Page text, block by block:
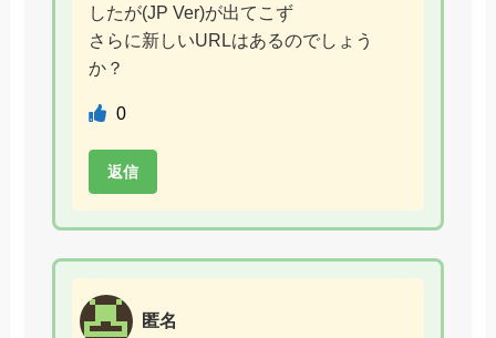
したが(JP Ver)が出てこず
さらに新しいURLはあるのでしょう
か？
0
返信
匿名